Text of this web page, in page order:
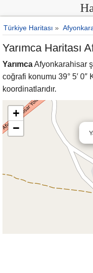
Türkiye Haritası »
Yarımca Haritası
YarımcaAfyonkarahisar
coğrafi konumu 39° 5′ 0″
koordinatlarıdır.
+
−